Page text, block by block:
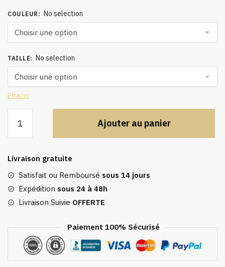
COULEUR : No selection
TAILLE: No selection
Effacer
Caftan
tunique
ample
pour
maillot
Ajouter au panier
Livraison gratuite
Satisfait ou Remboursé sous 14 jours
Expédition sous 24 à 48h
Livraison Suivie OFFERTE
Paiement 100% Sécurisé